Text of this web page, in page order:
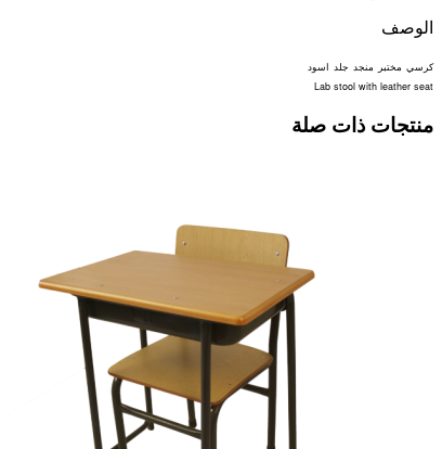
الوصف
كرسي مختبر منجد جلد اسود
Lab stool with leather seat
منتجات ذات صلة